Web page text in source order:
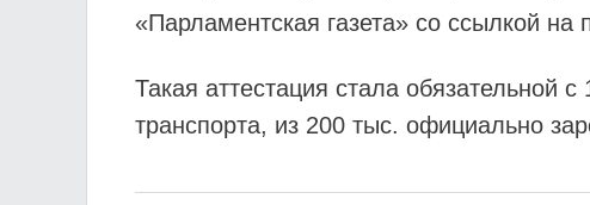
«Парламентская газета» со ссылкой
Такая аттестация стала обязательной
транспорта, из 200 тыс. официально